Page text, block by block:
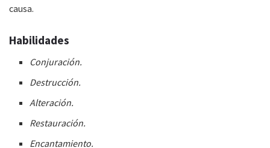
causa.
Habilidades
Conjuración.
Destrucción.
Alteración.
Restauración.
Encantamiento.